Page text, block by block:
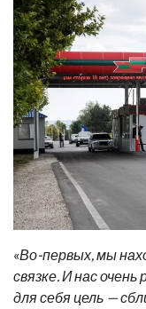
«Во-первых, мы
связке. И нас
для себя цель —